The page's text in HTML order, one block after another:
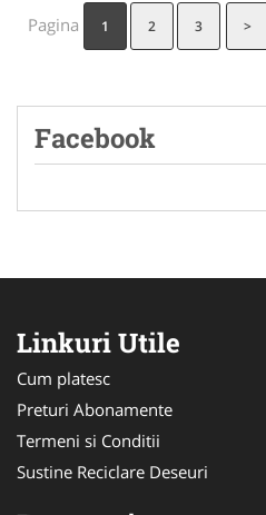
Pagina 1 2 3 >
Facebook
Linkuri Utile
Cum platesc
Preturi Abonamente
Termeni si Conditii
Sustine Reciclare Deseuri